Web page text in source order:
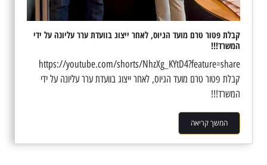
קבלת פטור טרם מועד הגיוס, לאחר ייצוג בוועדת ערר עליונה על ידי
המשרד!!!
קבלת פטור טרם מועד הגיוס, לאחר ייצוג בוועדת ערר עליונה על ידי
המשרד!!!
המשך קריאה